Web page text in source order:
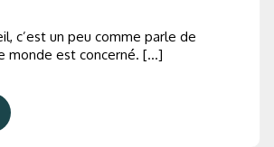
c’est un peu comme parle de
monde est concerné. […]